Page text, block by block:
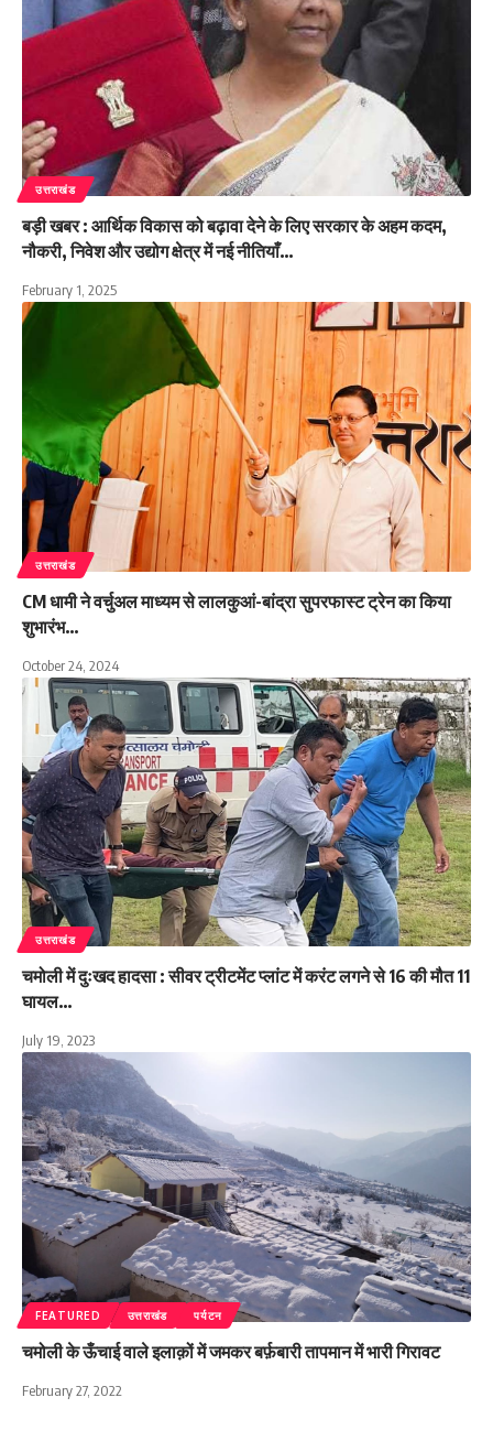
उत्तराखंड
बड़ी खबर : आर्थिक विकास को बढ़ावा देने के लिए सरकार के अहम कदम,
नौकरी, निवेश और उद्योग क्षेत्र में नई नीतियाँ…
February 1, 2025
उत्तराखंड
CM धामी ने वर्चुअल माध्यम से लालकुआं-बांद्रा सुपरफास्ट ट्रेन का किया
शुभारंभ…
October 24, 2024
उत्तराखंड
चमोली में दुःखद हादसा : सीवर ट्रीटमेंट प्लांट में करंट लगने से 16 की मौत 11
घायल…
July 19, 2023
FEATURED उत्तराखंड पर्यटन
चमोली के ऊँचाई वाले इलाक़ों में जमकर बर्फ़बारी तापमान में भारी गिरावट
February 27, 2022